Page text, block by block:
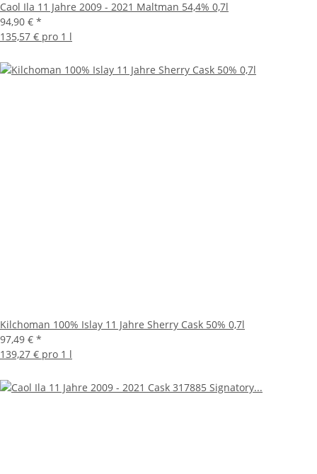
Caol Ila 11 Jahre 2009 - 2021 Maltman 54,4% 0,7l
94,90 € *
135,57 € pro 1 l
Kilchoman 100% Islay 11 Jahre Sherry Cask 50% 0,7l
97,49 € *
139,27 € pro 1 l